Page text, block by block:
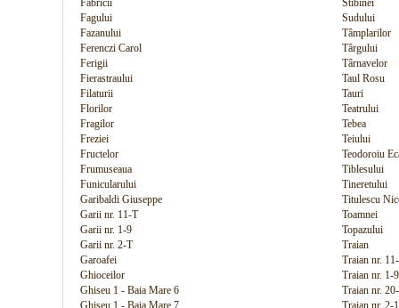
Fabricii
Stibinei
Fagului
Sudului
Fazanului
Tâmplarilor
Ferenczi Carol
Târgului
Ferigii
Târnavelor
Fierastraului
Taul Rosu
Filaturii
Tauri
Florilor
Teatrului
Fragilor
Tebea
Freziei
Teiului
Fructelor
Teodoroiu
Frumuseaua
Tiblesului
Funicularului
Tineretului
Garibaldi Giuseppe
Titulescu
Garii nr. 11-T
Toamnei
Garii nr. 1-9
Topazului
Garii nr. 2-T
Traian
Garoafei
Traian nr.
Ghioceilor
Traian nr. 1-9
Ghiseu 1 - Baia Mare 6
Traian nr.
Ghiseu 1 - Baia Mare 7
Traian nr. 2-